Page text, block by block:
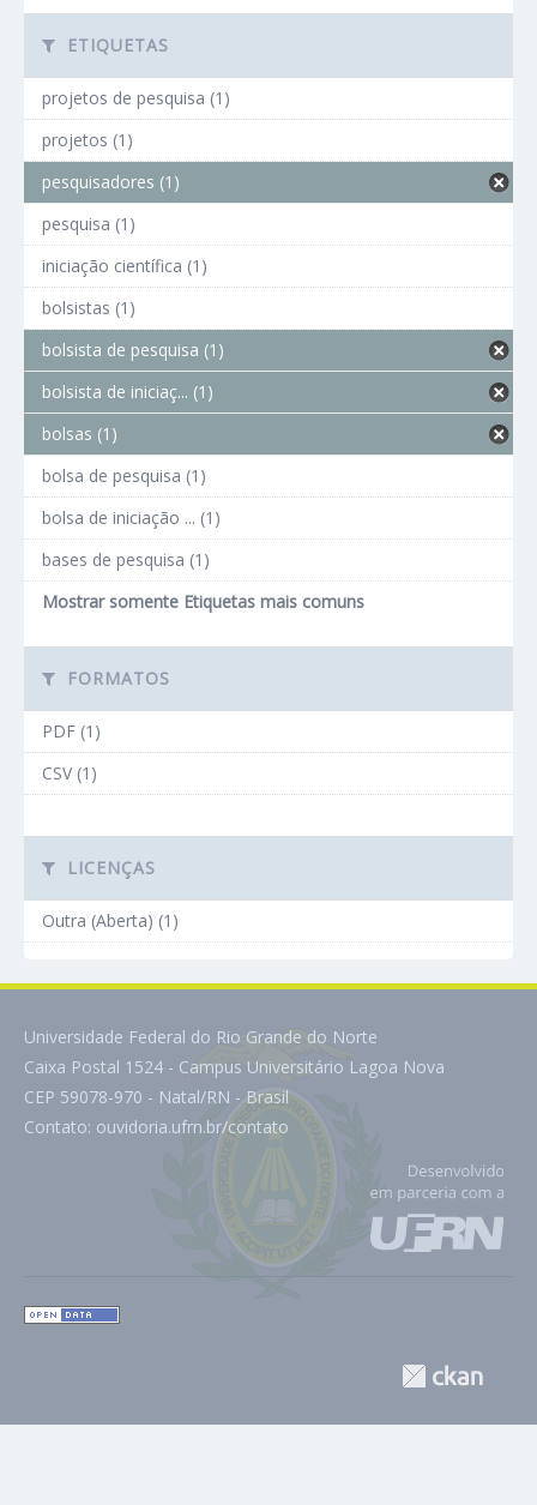
ETIQUETAS
projetos de pesquisa (1)
projetos (1)
pesquisadores (1)
pesquisa (1)
iniciação científica (1)
bolsistas (1)
bolsista de pesquisa (1)
bolsista de iniciaç... (1)
bolsas (1)
bolsa de pesquisa (1)
bolsa de iniciação ... (1)
bases de pesquisa (1)
Mostrar somente Etiquetas mais comuns
FORMATOS
PDF (1)
CSV (1)
LICENÇAS
Outra (Aberta) (1)
Universidade Federal do Rio Grande do Norte
Caixa Postal 1524 - Campus Universitário Lagoa Nova
CEP 59078-970 - Natal/RN - Brasil
Contato: ouvidoria.ufrn.br/contato